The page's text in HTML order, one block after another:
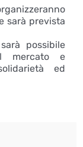
sarà prevista
possibile
mercato e
ed